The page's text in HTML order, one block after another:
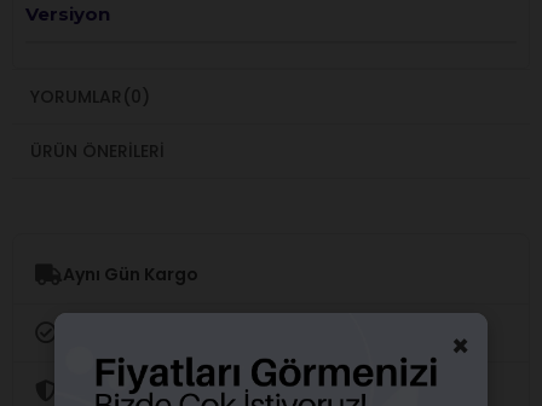
Versiyon
YORUMLAR (0)
ÜRÜN ÖNERILERI
Aynı Gün Kargo
Güvenli Alışveriş
×